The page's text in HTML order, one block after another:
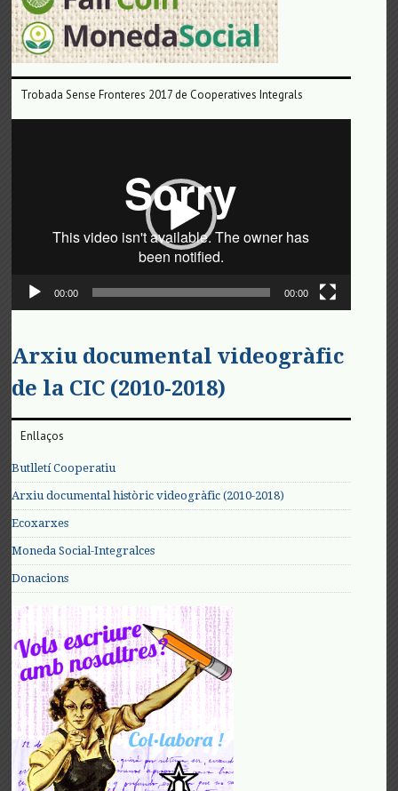
Trobada Sense Fronteres 2017 de Cooperatives Integrals
00:00 00:00
Arxiu documental videogràfic
de la CIC (2010-2018)
Enllaços
Butlletí Cooperatiu
Arxiu documental històric videogràfic (2010-2018)
Ecoxarxes
Moneda Social-Integralces
Donacions